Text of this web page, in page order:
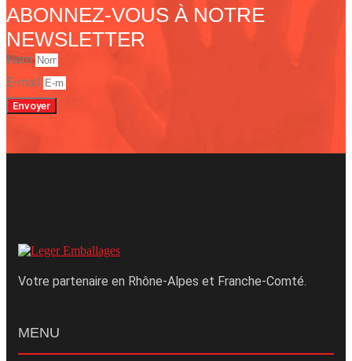
ABONNEZ-VOUS À NOTRE
NEWSLETTER
Nom
E-mail
Envoyer
Votre partenaire en Rhône-Alpes et Franche-Comté.
MENU